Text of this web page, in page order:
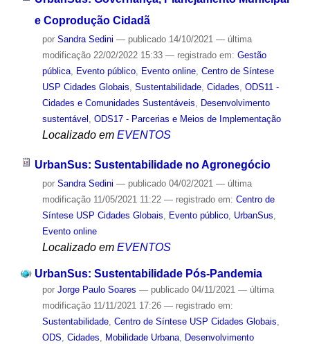
e Coprodução Cidadã
por Sandra Sedini — publicado14/10/2021 — última
modificação22/02/2022 15:33 — registrado em: Gestão
pública, Evento público, Evento online, Centro de Síntese
USP Cidades Globais Sustentabilidade, Cidades ODS11 -
Cidades e Comunidades Sustentáveis
Desenvolvimento
sustentável
ODS17 - Parcerias e Meios de Implementação
Localizado em EVENTOS
UrbanSus: Sustentabilidade no Agronegócio
por Sandra Sedini — publicado04/02/2021 — última
modificação11/05/2021 11:22 — registrado em: Centro de
Síntese USP Cidades Globais
Evento público, UrbanSus
Evento online
Localizado em EVENTOS
UrbanSus: Sustentabilidade Pós-Pandemia
por Jorge Paulo Soares — publicado04/11/2021 — última
modificação11/11/2021 17:26 — registrado em:
Sustentabilidade, Centro de Síntese USP Cidades Globais,
ODS, Cidades, Mobilidade Urbana, Desenvolvimento